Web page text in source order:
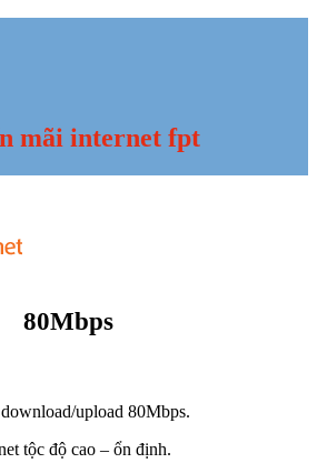
mãi internet fpt
80Mbps
upload 80Mbps.
tộc độ cao – ổn định.